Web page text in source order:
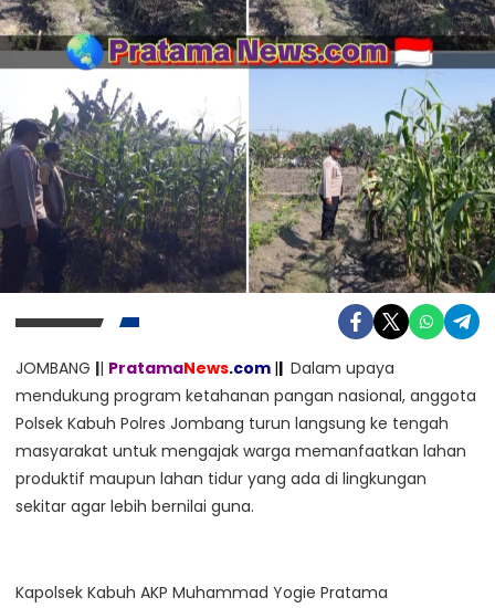
JOMBANG || PratamaNews.com || Dalam upaya
mendukung program ketahanan pangan nasional, anggota
Polsek Kabuh Polres Jombang turun langsung ke tengah
masyarakat untuk mengajak warga memanfaatkan lahan
produktif maupun lahan tidur yang ada di lingkungan
sekitar agar lebih bernilai guna.
Kapolsek Kabuh AKP Muhammad Yogie Pratama